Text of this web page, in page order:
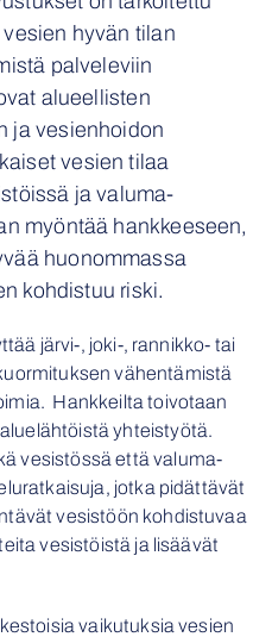
hyvän tilan
palveleviin
alueellisten
ja vesienhoidon
vesien tilaa
ja valuma-
myöntää hankkeeseen,
huonommassa
kohdistuu riski.
järvi-, joki-, rannikko- tai
vähentämistä
Hankkeilta toivotaan
yhteistyötä.
vesistössä että valuma-
jotka pidättävät
vesistöön kohdistuvaa
vesistöistä ja lisäävät
vaikutuksia vesien